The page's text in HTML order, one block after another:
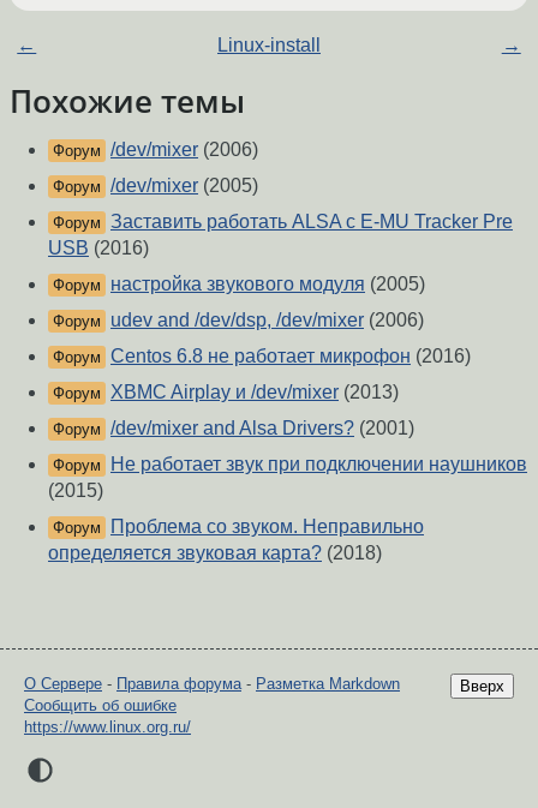
← Linux-install →
Похожие темы
Форум /dev/mixer (2006)
Форум /dev/mixer (2005)
Форум Заставить работать ALSA с E-MU Tracker Pre
USB (2016)
Форум настройка звукового модуля (2005)
Форум udev and /dev/dsp, /dev/mixer (2006)
Форум Centos 6.8 не работает микрофон (2016)
Форум XBMC Airplay и /dev/mixer (2013)
Форум /dev/mixer and Alsa Drivers? (2001)
Форум
Не работает звук при подключении наушников
(2015)
Форум
Проблема со звуком. Неправильно
определяется звуковая карта? (2018)
Вверх
О Сервере - Правила форума- Разметка Markdown
Сообщить об ошибке
https://www.linux.org.ru/